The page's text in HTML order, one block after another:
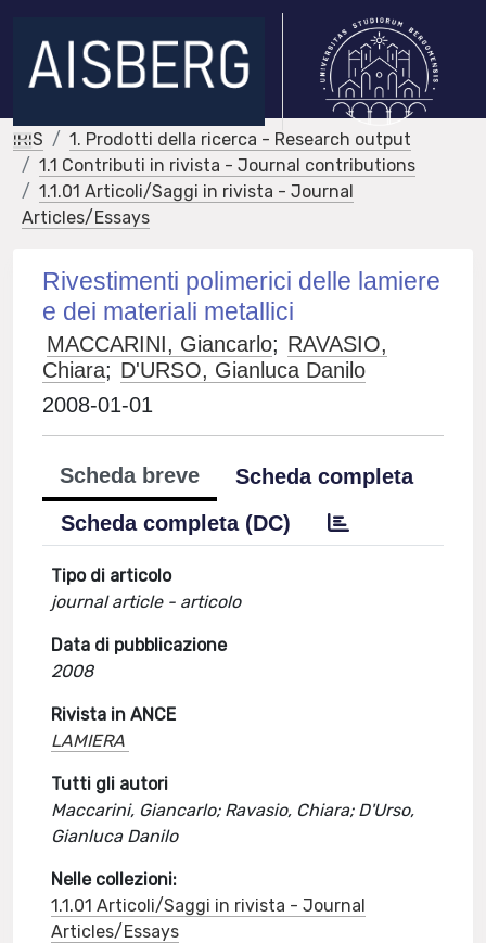
IRIS
1. Prodotti della ricerca - Research output
1.1 Contributi in rivista - Journal contributions
1.1.01 Articoli/Saggi in rivista - Journal
Articles/Essays
Rivestimenti polimerici delle lamiere
e dei materiali metallici
MACCARINI, Giancarlo; RAVASIO,
Chiara; D'URSO, Gianluca Danilo
2008-01-01
Scheda breve
Scheda completa
Scheda completa (DC)
Tipo di articolo
journal article - articolo
Data di pubblicazione
2008
Rivista in ANCE
LAMIERA
Tutti gli autori
Maccarini, Giancarlo; Ravasio, Chiara; D'Urso,
Gianluca Danilo
Nelle collezioni:
1.1.01 Articoli/Saggi in rivista - Journal
Articles/Essays